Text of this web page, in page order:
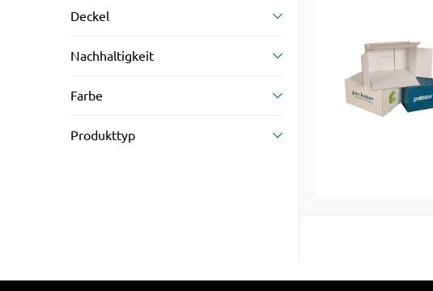
Deckel
Nachhaltigkeit
Farbe
Produkttyp